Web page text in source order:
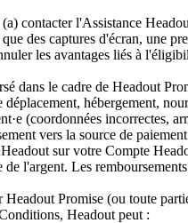
contacter l'Assistance
des captures d'écran, une
les avantages liés à
dans le cadre de Headout
hébergement,
(coordonnées incorrectes,
vers la source de
sur votre Compte
l'argent. Les
Promise (ou toute
Headout peut :